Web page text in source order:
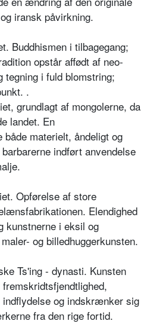
iransk påvirkning.
Buddhismen i tilbagegang;
opstår affødt af neo-
tegning i fuld blomstring;
.
grundlagt af mongolerne, da
landet. En
både materielt, åndeligt og
indført anvendelse
Opførelse af store
Elendighed
kunstnerne i eksil og
og billedhuggerkunsten.
Ts'ing - dynasti. Kunsten
indflydelse og indskrænker sig
fra den rige fortid.